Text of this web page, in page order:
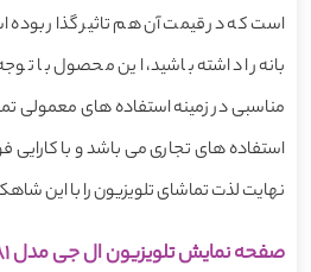
است که در قیمت آن هم تاثیر گذار بوده
بانه را داشته باشید، این محصول با
مناسبی در زمینه استفاده های معمولی
استفاده های تجاری می باشد و با کارایی
نهایت لذت تماشای تلویزیون را با این
صفحه نمایش تلویزیون ال جی مدل QNED81